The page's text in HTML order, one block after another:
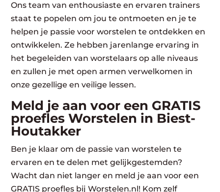
Ons team van enthousiaste en ervaren trainers
staat te popelen om jou te ontmoeten en je te
helpen je passie voor worstelen te ontdekken en
ontwikkelen. Ze hebben jarenlange ervaring in
het begeleiden van worstelaars op alle niveaus
en zullen je met open armen verwelkomen in
onze gezellige en veilige lessen.
Meld je aan voor een GRATIS
proefles Worstelen in Biest-
Houtakker
Ben je klaar om de passie van worstelen te
ervaren en te delen met gelijkgestemden?
Wacht dan niet langer en meld je aan voor een
GRATIS proefles bij Worstelen.nl! Kom zelf